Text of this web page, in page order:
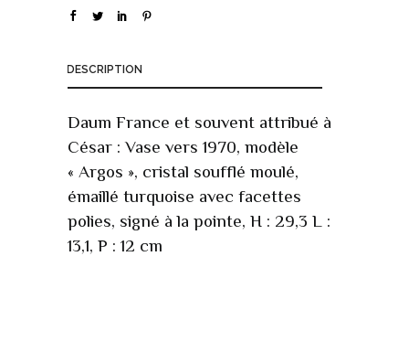
DESCRIPTION
Daum France et souvent attribué à
César : Vase vers 1970, modèle
« Argos », cristal soufflé moulé,
émaillé turquoise avec facettes
polies, signé à la pointe, H : 29,3 L :
13,1, P : 12 cm